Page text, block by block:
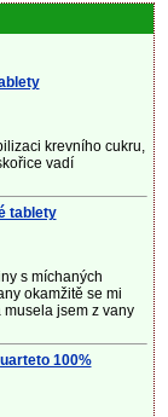
krevního cukru,
vadí
tablety
s míchaných
okamžitě se mi
jsem z vany
100%